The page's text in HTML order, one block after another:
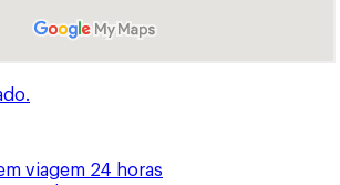
viagem 24 horas